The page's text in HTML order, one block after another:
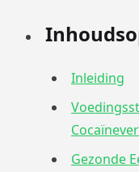
Inleiding
Gezonde